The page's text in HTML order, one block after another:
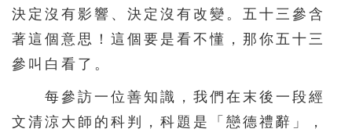
決定沒有影響、決定沒有改變。五十三參含
著這個意思！這個要是看不懂，那你五十三
參叫白看了。
每參訪一位善知識，我們在末後一段經
文清涼大師的科判，科題是「戀德禮辭」，